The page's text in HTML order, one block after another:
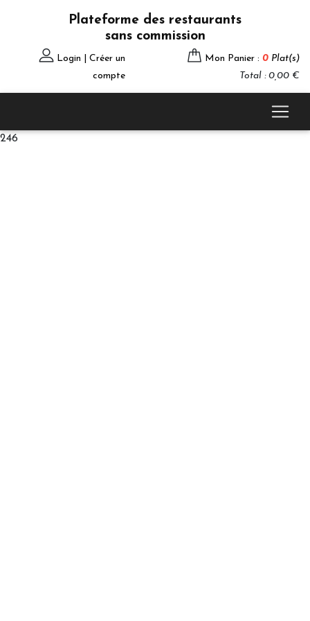
Plateforme des restaurants
sans commission
Login | Créer un
compte
Mon Panier : 0 Plat(s)
Total : 0,00 €
246